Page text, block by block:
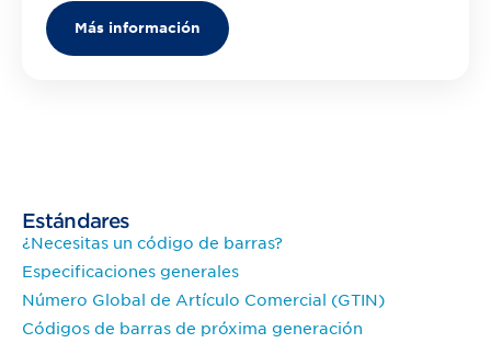
Más información
Estándares
¿Necesitas un código de barras?
Especificaciones generales
Número Global de Artículo Comercial (GTIN)
Códigos de barras de próxima generación